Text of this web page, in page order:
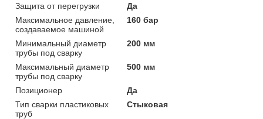
Защита от перегрузки
Да
Максимальное давление,
создаваемое машиной
160 бар
Минимальный диаметр
трубы под сварку
200 мм
Максимальный диаметр
трубы под сварку
500 мм
Позиционер
Да
Тип сварки пластиковых
труб
Стыковая